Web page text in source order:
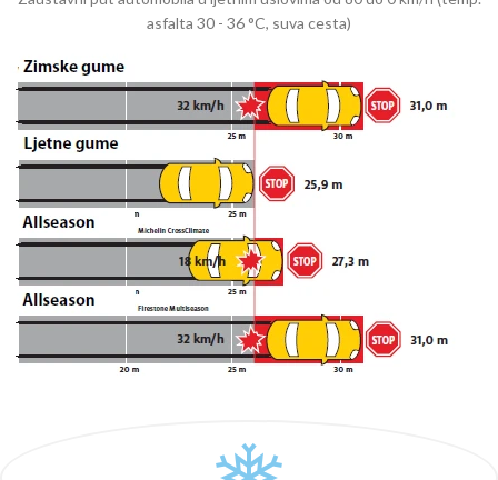
asfalta 30 - 36 °C, suva cesta)